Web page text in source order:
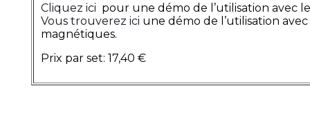
Cliquez ici pour une démo de l’utilisation avec
Vous trouverez ici une démo de l’utilisation
magnétiques.
Prix par set: 17,40 €